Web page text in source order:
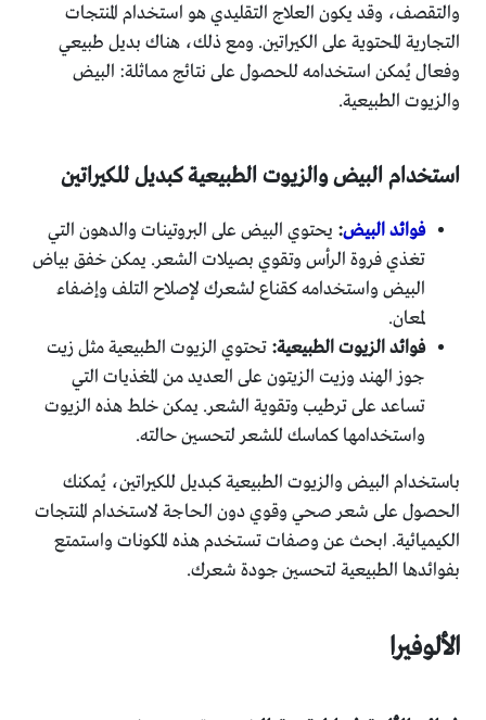
والتقصف، وقد يكون العلاج التقليدي هو استخدام المنتجات
التجارية المحتوية على الكيراتين. ومع ذلك، هناك بديل طبيعي
وفعال يُمكن استخدامه للحصول على نتائج مماثلة: البيض
والزيوت الطبيعية.
استخدام البيض والزيوت الطبيعية كبديل للكيراتين
فوائد البيض: يحتوي البيض على البروتينات والدهون التي
تغذي فروة الرأس وتقوي بصيلات الشعر. يمكن خفق بياض
البيض واستخدامه كقناع لشعرك لإصلاح التلف وإضفاء
لمعان.
فوائد الزيوت الطبيعية: تحتوي الزيوت الطبيعية مثل زيت
جوز الهند وزيت الزيتون على العديد من المغذيات التي
تساعد على ترطيب وتقوية الشعر. يمكن خلط هذه الزيوت
واستخدامها كماسك للشعر لتحسين حالته.
باستخدام البيض والزيوت الطبيعية كبديل للكيراتين، يُمكنك
الحصول على شعر صحي وقوي دون الحاجة لاستخدام المنتجات
الكيميائية. ابحث عن وصفات تستخدم هذه المكونات واستمتع
بفوائدها الطبيعية لتحسين جودة شعرك.
الألوفيرا